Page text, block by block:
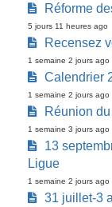
Réforme
5 jours 11 heures ago
Recensez
1 semaine 2 jours ago
Calendrier
1 semaine 2 jours ago
Réunion
1 semaine 3 jours ago
13
Ligue
1 semaine 2 jours ago
31 juillet-3